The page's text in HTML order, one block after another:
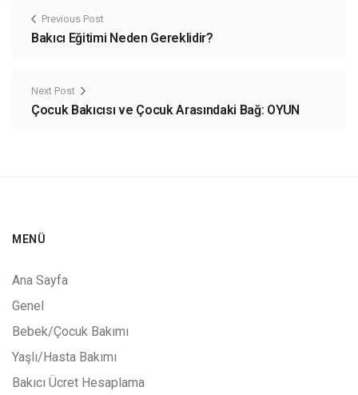
Previous Post
Bakıcı Eğitimi Neden Gereklidir?
Next Post
Çocuk Bakıcısı ve Çocuk Arasındaki Bağ: OYUN
MENÜ
Ana Sayfa
Genel
Bebek/Çocuk Bakımı
Yaşlı/Hasta Bakımı
Bakıcı Ücret Hesaplama